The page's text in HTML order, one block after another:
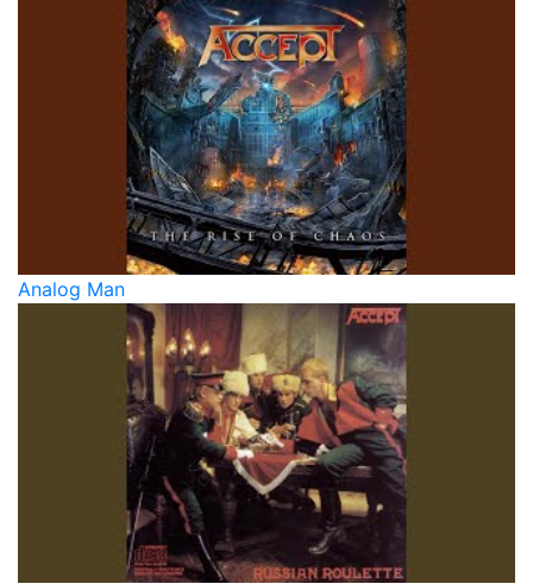
Analog Man